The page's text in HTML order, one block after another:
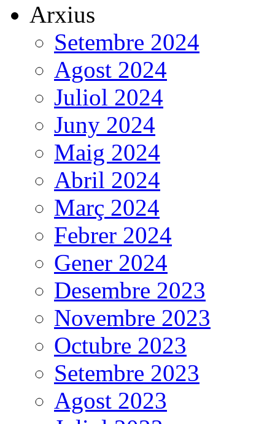
Arxius
Setembre 2024
Agost 2024
Juliol 2024
Juny 2024
Maig 2024
Abril 2024
Març 2024
Febrer 2024
Gener 2024
Desembre 2023
Novembre 2023
Octubre 2023
Setembre 2023
Agost 2023